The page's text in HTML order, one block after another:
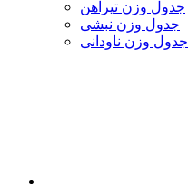
جدول وزن تیرآهن
جدول وزن نبشی
جدول وزن ناودانی